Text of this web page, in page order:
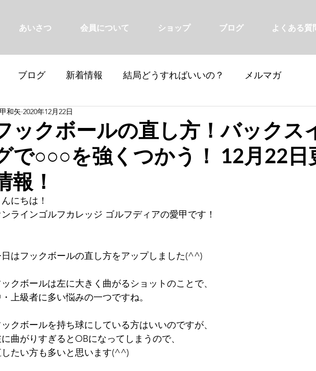
あいさつ 会員について ショップ ブログ よくある質
ブログ 新着情報 結局どうすればいいの？ メルマガ
ックボールの直し方！バックス
で○○○を強くつかう！ 12月22日
報！
和矢 2020年12月22日
にちは！
ラインゴルフカレッジ ゴルフディアの愛甲です！
はフックボールの直し方をアップしました(^^)
ックボールは左に大きく曲がるショットのことで、
上級者に多い悩みの一つですね。
ックボールを持ち球にしている方はいいのですが、
曲がりすぎるとOBになってしまうので、
したい方も多いと思います(^^)